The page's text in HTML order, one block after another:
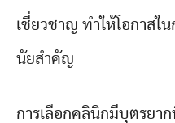
เชี่ยวชาญ ทำให้โอกาสใ
นัยสำคัญ
การเลือกคลินิกมีบุตรยา